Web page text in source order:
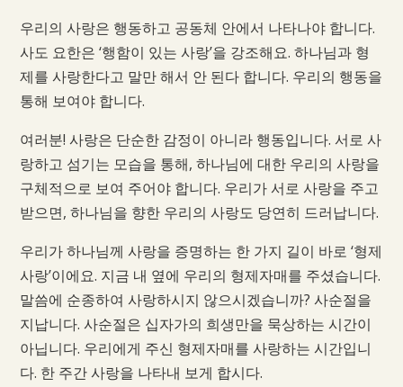
우리의 사랑은 행동하고 공동체 안에서 나타나야 합니다.
사도 요한은 ‘행함이 있는 사랑’을 강조해요. 하나님과 형
제를 사랑한다고 말만 해서 안 된다 합니다. 우리의 행동을
통해 보여야 합니다.
여러분! 사랑은 단순한 감정이 아니라 행동입니다. 서로 사
랑하고 섬기는 모습을 통해, 하나님에 대한 우리의 사랑을
구체적으로 보여 주어야 합니다. 우리가 서로 사랑을 주고
받으면, 하나님을 향한 우리의 사랑도 당연히 드러납니다.
우리가 하나님께 사랑을 증명하는 한 가지 길이 바로 ‘형제
사랑’이에요. 지금 내 옆에 우리의 형제자매를 주셨습니다.
말씀에 순종하여 사랑하시지 않으시겠습니까? 사순절을
지납니다. 사순절은 십자가의 희생만을 묵상하는 시간이
아닙니다. 우리에게 주신 형제자매를 사랑하는 시간입니
다. 한 주간 사랑을 나타내 보게 합시다.